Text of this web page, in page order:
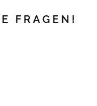
FRAGEN!